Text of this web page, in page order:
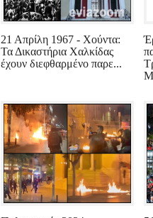
21 Απρίλη 1967 - Χούντα:
Τα Δικαστήρια Χαλκίδας
έχουν διεφθαρμένο παρε...